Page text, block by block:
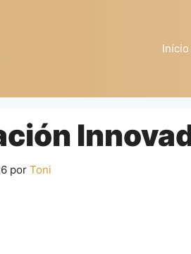
Início
por Toni